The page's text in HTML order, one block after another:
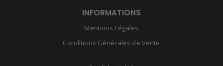
INFORMATIONS
Mentions Légales
Conditions Générales de Vente